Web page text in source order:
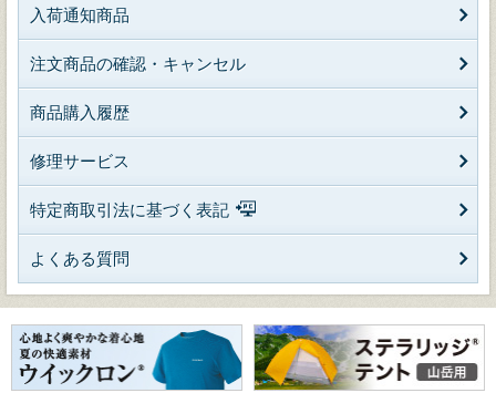
入荷通知商品
注文商品の確認・キャンセル
商品購入履歴
修理サービス
特定商取引法に基づく表記
よくある質問